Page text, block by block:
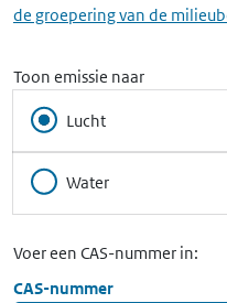
de groepering van de
Toon emissie naar
Lucht
Water
Voer een CAS-nummer in:
CAS-nummer